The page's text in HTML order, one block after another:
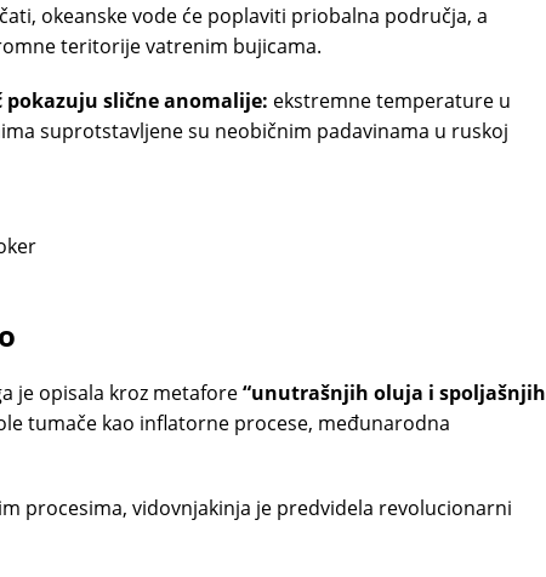
okeanske vode će poplaviti priobalna područja, a
teritorije vatrenim bujicama.
pokazuju slične anomalije: ekstremne temperature u
suprotstavljene su neobičnim padavinama u ruskoj
je opisala kroz metafore“unutrašnjih oluja i spoljašnjih
tumače kao inflatorne procese, međunarodna
procesima, vidovnjakinja je predvidela revolucionarni